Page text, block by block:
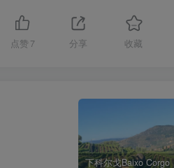
点赞 7 分享 收藏
下科尔戈Baixo Corgo